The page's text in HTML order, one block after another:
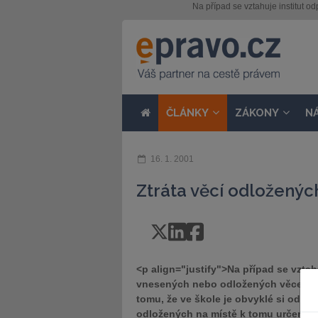
Na případ se vztahuje institut
ČLÁNKY ZÁKONY
16. 1. 2001
Ztráta věcí
<p align="justify">Na případ se
vnesených nebo odložených věcech
tomu, že ve škole je obvyklé si
odložených na místě k tomu